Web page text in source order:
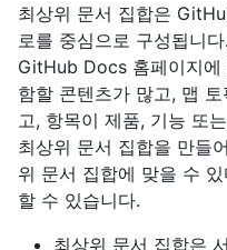
최상위 문서 집합은
로를 중심으로 구성됩니
GitHub Docs 홈페이지에
함할 콘텐츠가 많고, 맵
고, 항목이 제품, 기능 또
최상위 문서 집합을 만들
위 문서 집합에 맞을 수
할 수 있습니다.
최상위 문서 집합은